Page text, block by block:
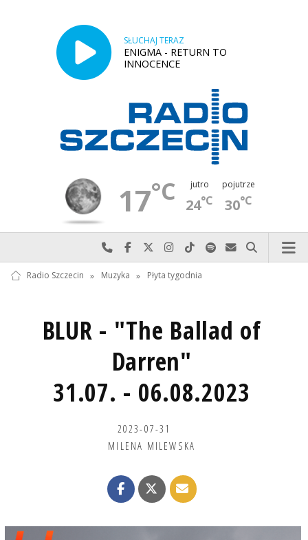
SŁUCHAJ TERAZ
ENIGMA - RETURN TO
INNOCENCE
17°C jutro
24°C
pojutrze
30°C
Najlepiej po prostu do nas zadzwoń
Odwiedź nas na Facebook-u
Odwiedź nas na X
Odwiedź nas na Instagram-ie
Odwiedź nas na TikTok-u
Szukaj nas na Spotify
Wyślij do nas
Szukaj
Radio Szczecin » Muzyka » Płyta tygodnia
BLUR - "The Ballad of
Darren"
31.07. - 06.08.2023
2023-07-31
MILENA MILEWSKA